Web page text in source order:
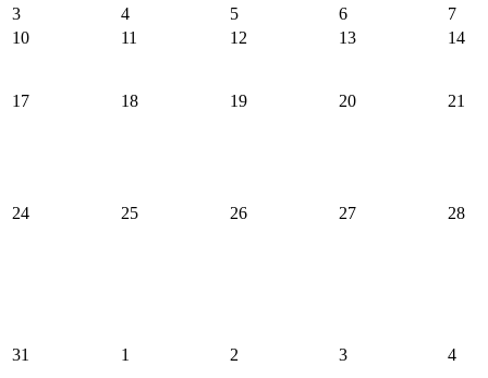
3
4 5 6
7
10
11 12 13 14
17 18 19 20 21
24 25 26 27 28
31 1 2 3 4